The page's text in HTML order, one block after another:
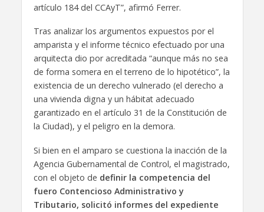
artículo 184 del CCAyT”, afirmó Ferrer.
Tras analizar los argumentos expuestos por el
amparista y el informe técnico efectuado por una
arquitecta dio por acreditada “aunque más no sea
de forma somera en el terreno de lo hipotético”, la
existencia de un derecho vulnerado (el derecho a
una vivienda digna y un hábitat adecuado
garantizado en el artículo 31 de la Constitución de
la Ciudad), y el peligro en la demora.
Si bien en el amparo se cuestiona la inacción de la
Agencia Gubernamental de Control, el magistrado,
con el objeto de definir la competencia del
fuero Contencioso Administrativo y
Tributario, solicitó informes del expediente